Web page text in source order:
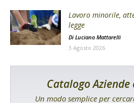
Lavoro minorile,
legge
Di Luciano Mattarelli
3 Agosto 2026
Catalogo
Un modo semplice per